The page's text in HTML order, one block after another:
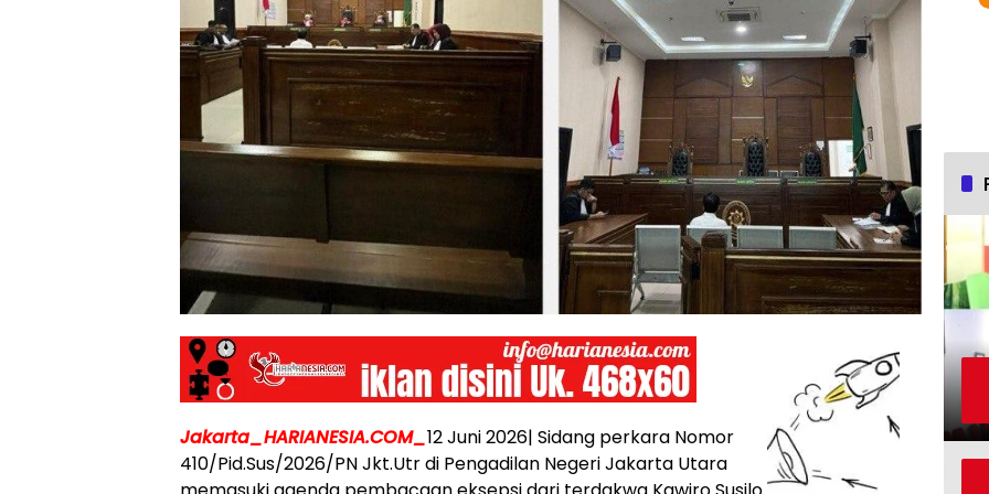
Jakarta_HARIANESIA.COM_12 Juni 2026| Sidang perkara Nomor
410/Pid.Sus/2026/PN Jkt.Utr di Pengadilan Negeri Jakarta Utara